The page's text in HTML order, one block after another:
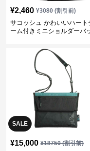
¥2,460 ¥3080(割引前)
サコッシュ かわいいハート
ーム付きミニショルダーバ
SALE
¥15,000 ¥18750(割引前)